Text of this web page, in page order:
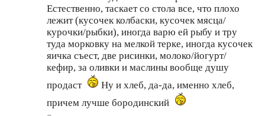
Естественно, таскает со стола все, что плохо
лежит (кусочек колбаски, кусочек мясца/
курочки/рыбки), иногда варю ей рыбу и тру
туда морковку на мелкой терке, иногда кусочек
яичка съест, две рисинки, молоко/йогурт/
кефир, за оливки и маслины вообще душу
продаст
Ну и хлеб, да-да, именно хлеб,
причем лучше бородинский